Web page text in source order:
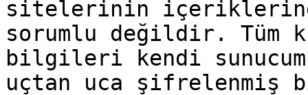
sitelerinin
sorumlu değildir. Tüm
bilgileri kendi
uçtan uca şifrelenmiş